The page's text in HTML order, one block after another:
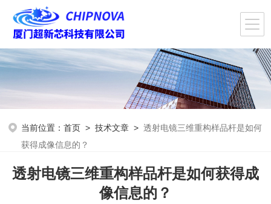
当前位置：首页 >技术文章 >透射电镜三维重构样品杆是如何
获得成像信息的？
透射电镜三维重构样品杆是如何获得成
像信息的？